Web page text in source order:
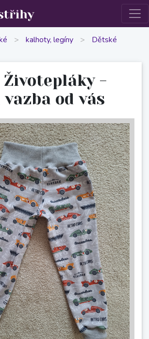
> kalhoty, legíny >
Dětské
Životepláky -
od vás